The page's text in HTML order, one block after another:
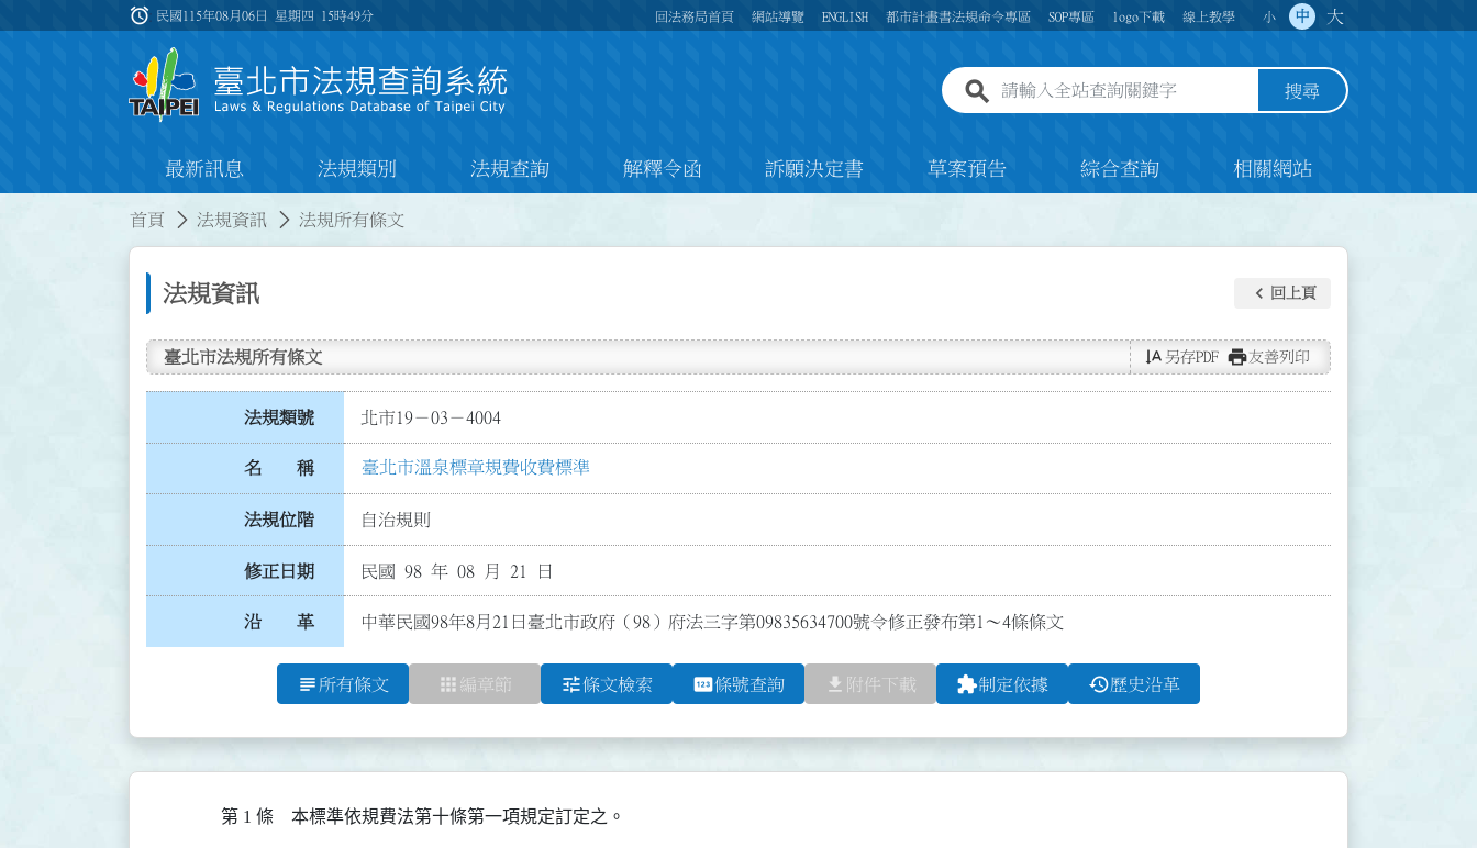
:::
alarm 民國115年08月06日 星期四 15時49分 回法務局首頁 網站導覽 ENGLISH 都市計畫書法規命令專區 SOP專區 logo下載 線上教學 小 中 大
全站查詢關鍵字欄位 搜尋
最新訊息 法規類別 法規查詢 解釋令函 訴願決定書 草案預告 綜合查詢 相關網站
首頁 法規資訊 法規所有條文
法規資訊 keyboard_arrow_left 回上頁
臺北市法規所有條文 text_rotate_vertical 另存PDF print友善列印
法規類號 北市19－03－4004
名 稱 臺北市溫泉標章規費收費標準
法規位階 自治規則
修正日期 民國 98 年 08 月 21 日
沿 革 中華民國98年8月21日臺北市政府（98）府法三字第09835634700號令修正發布第1～4條條文
subject 所有條文 apps 編章節 tune條文檢索 pin條號查詢 file_download 附件下載 extension制定依據 history歷史沿革
第 1 條 本標準依規費法第十條第一項規定訂定之。